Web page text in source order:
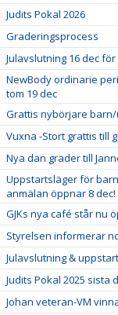
Judits Pokal 2026
Graderingsprocess
Julavslutning 16 dec
NewBody ordinarie
tom 19 dec
Grattis nybörjare
Vuxna -Stort grattis till
Nya dan grader till
Uppstartsläger för
anmälan öppnar 8 dec!
GJKs nya café står nu
Styrelsen informerar
Julavslutning &
Judits Pokal 2025 sista
Johan veteran-VM